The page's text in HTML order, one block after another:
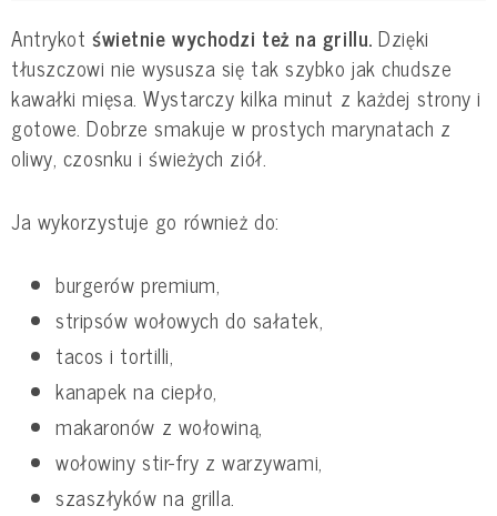
Antrykot świetnie wychodzi też na grillu. Dzięki
tłuszczowi nie wysusza się tak szybko jak chudsze
kawałki mięsa. Wystarczy kilka minut z każdej strony i
gotowe. Dobrze smakuje w prostych marynatach z
oliwy, czosnku i świeżych ziół.
Ja wykorzystuje go również do:
burgerów premium,
stripsów wołowych do sałatek,
tacos i tortilli,
kanapek na ciepło,
makaronów z wołowiną,
wołowiny stir-fry z warzywami,
szaszłyków na grilla.